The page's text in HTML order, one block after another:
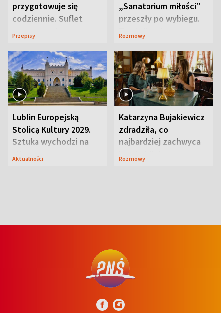
przygotowuje się
codziennie. Suflet
serowy zachwyca
Przepisy
„Sanatorium miłości”
przeszły po wybiegu.
Te stylizacje
Rozmowy
Lublin Europejską
Stolicą Kultury 2029.
Sztuka wychodzi na
ulice
Aktualności
Katarzyna Bujakiewicz
zdradziła, co
najbardziej zachwyca
ją w Lublinie
Rozmowy